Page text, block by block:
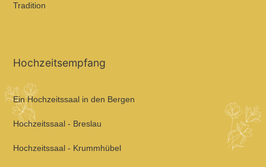
Tradition
Hochzeitsempfang
Ein Hochzeitssaal in den Bergen
Hochzeitssaal - Breslau
Hochzeitssaal - Krummhübel